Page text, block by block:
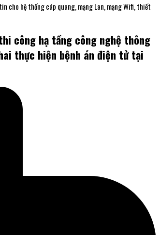
cho hệ thống cáp quang, mạng Lan, mạng Wifi, thiết
công hạ tầng công nghệ thông
thực hiện bệnh án điện tử tại